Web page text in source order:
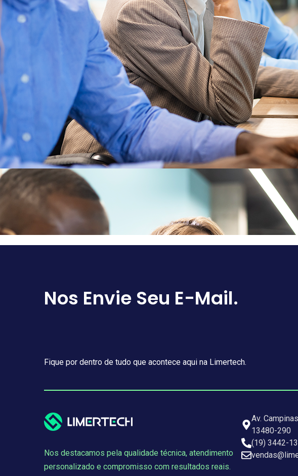
Nos Envie Seu E-Mail.
Fique por dentro de tudo que acontece aqui na Limertech.
Nos destacamos pela qualidade técnica, atendimento
personalizado e compromisso com resultados reais.
Av.
13480-290
(19) 3442-